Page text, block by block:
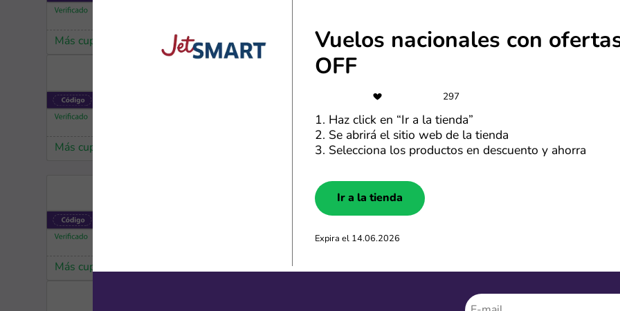
Más cupones de K4G
Cupón de $4 OFF en compras superiores a $30
Más cupones de AliExpress
-5%
Más cupones de HP
Vuelos nacionales con
OFF
297
1. Haz click en “Ir a la tienda”
2. Se abrirá el sitio web de la tienda
3. Selecciona los productos en descuento y ahorra
Ir a la tienda
Expira el 14.06.2026